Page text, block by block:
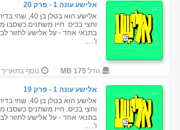
אלישע עונה 1 - פרק 20
אלישע הוא
וחצי בכיס. חייו משתנים כשסבו
בתנאי אחד - על אלישע לחזור
ו'. ...
גודל175 MB נוסף בתאריך
אלישע עונה 1 - פרק 19
אלישע הוא
וחצי בכיס. חייו משתנים כשסבו
בתנאי אחד - על אלישע לחזור
ו'. ...